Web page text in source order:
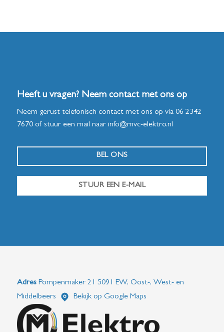
Heeft u vragen? Neem contact met ons op
Neem gerust telefonisch contact met ons op via 06 2342
7670of stuur een mail naar info@mvc-elektro.nl
BEL ONS
STUUR EEN E-MAIL
AdresPompenmaker 21 5091 EW, Oost-, West- en
Middelbeers
Bekijk op Google Maps